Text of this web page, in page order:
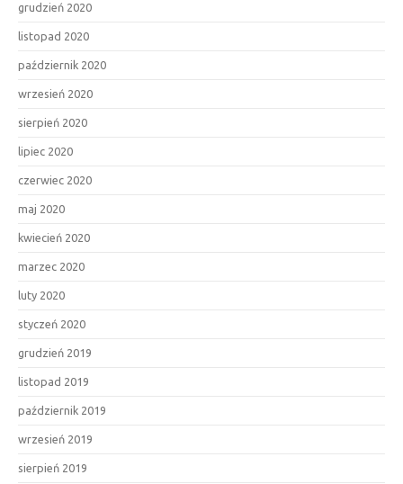
grudzień 2020
listopad 2020
październik 2020
wrzesień 2020
sierpień 2020
lipiec 2020
czerwiec 2020
maj 2020
kwiecień 2020
marzec 2020
luty 2020
styczeń 2020
grudzień 2019
listopad 2019
październik 2019
wrzesień 2019
sierpień 2019